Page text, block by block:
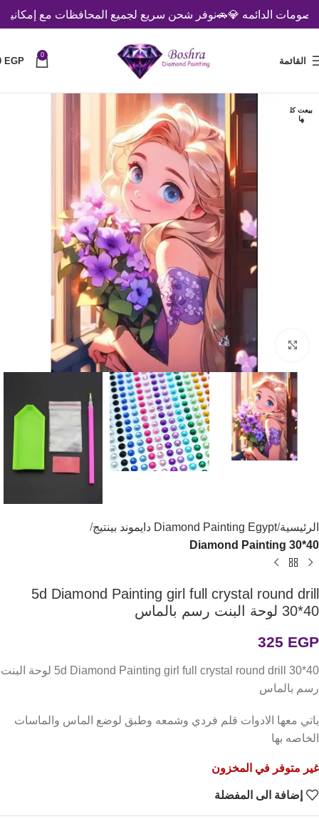
🚗نوفر شحن سريع لجميع المحافظات مع إمكانية الدائمه 💎
القائمة
0
EGP
بيعت كل
ها
اضغط للتكبير
الرئيسية Diamond Painting Egypt دايموند بينتيج
Diamond Painting 30*40
5d Diamond Painting girl full crystal round drill
30*40 لوحة البنت رسم بالماس
325 EGP
5d Diamond Painting girl full crystal round drill 30*40 لوحة البنت
رسم بالماس
ياتي معها الادوات قلم فردي وشمعه وطبق لوضع الماس والماسات
الخاصه بها
غير متوفر في المخزون
إضافة الى المفضلة